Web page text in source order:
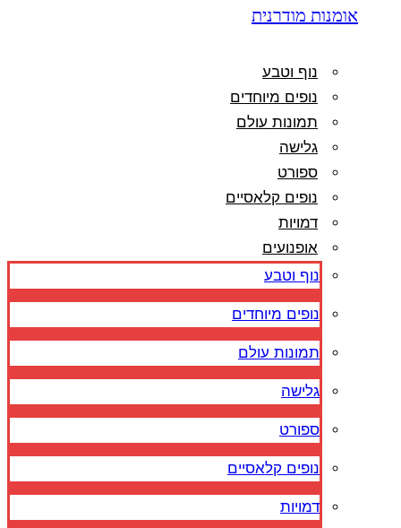
אומנות מודרנית
נוף וטבע
נופים מיוחדים
תמונות עולם
גלישה
ספורט
נופים קלאסיים
דמויות
אופנועים
נוף וטבע
נופים מיוחדים
תמונות עולם
גלישה
ספורט
נופים קלאסיים
דמויות